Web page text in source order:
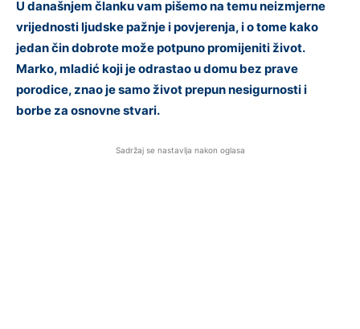
U današnjem članku vam pišemo na temu neizmjerne
vrijednosti ljudske pažnje i povjerenja, i o tome kako
jedan čin dobrote može potpuno promijeniti život.
Marko, mladić koji je odrastao u domu bez prave
porodice, znao je samo život prepun nesigurnosti i
borbe za osnovne stvari.
Sadržaj se nastavlja nakon oglasa